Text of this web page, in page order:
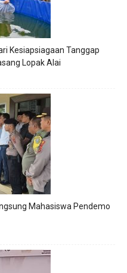
Kesiapsiagaan Tanggap
Lopak Alai
Mahasiswa Pendemo